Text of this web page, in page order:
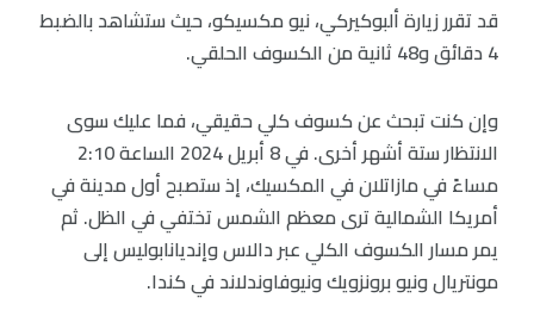
قد تقرر زيارة ألبوكيركي، نيو مكسيكو، حيث ستشاهد بالضبط
4 دقائق و48 ثانية من الكسوف الحلقي.
وإن كنت تبحث عن كسوف كلي حقيقي، فما عليك سوى
الانتظار ستة أشهر أخرى. في 8 أبريل 2024 الساعة 2:10
مساءً في مازاتلان في المكسيك، إذ ستصبح أول مدينة في
أمريكا الشمالية ترى معظم الشمس تختفي في الظل. ثم
يمر مسار الكسوف الكلي عبر دالاس وإنديانابوليس إلى
مونتريال ونيو برونزويك ونيوفاوندلاند في كندا.